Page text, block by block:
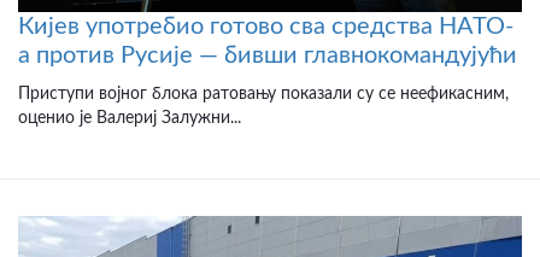
Кијев употребио готово сва средства НАТО-
а против Русије — бивши главнокомандујући
Приступи војног блока ратовању показали су се неефикасним,
оценио је Валериј Залужни...